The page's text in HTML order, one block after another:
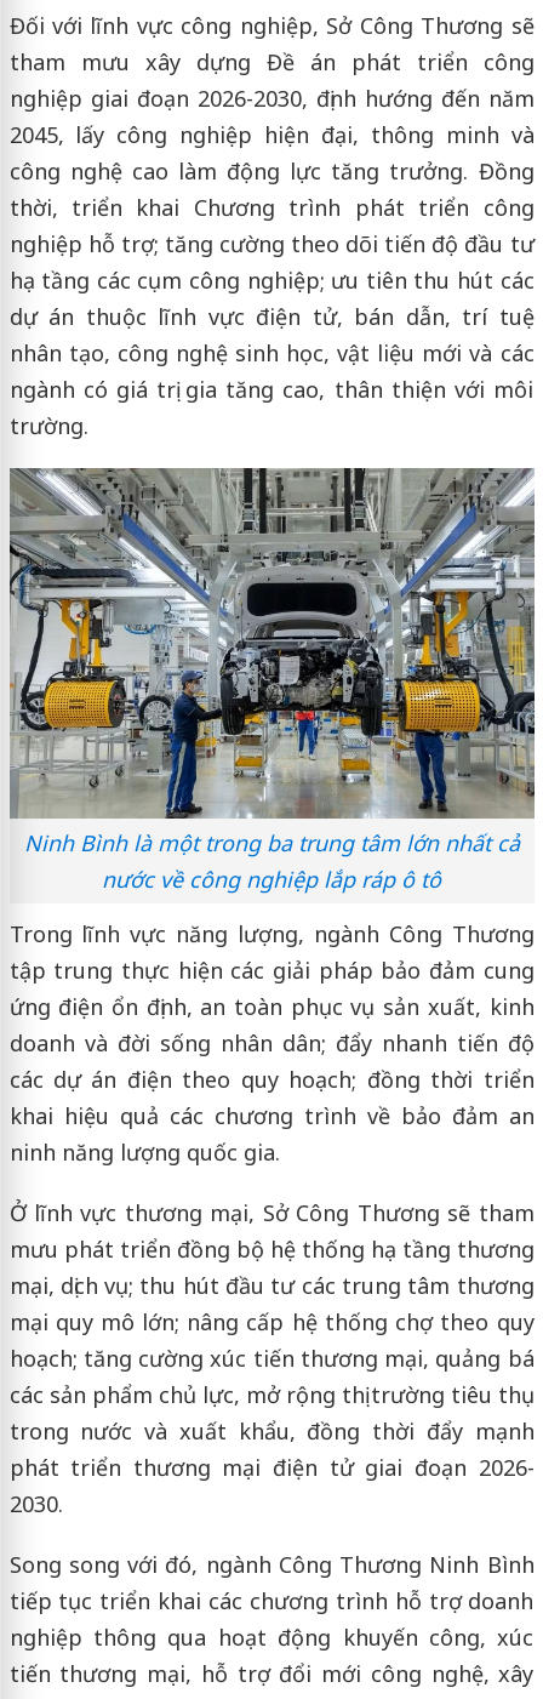
Đối với lĩnh vực công nghiệp, Sở Công Thương sẽ
tham mưu xây dựng Đề án phát triển công
nghiệp giai đoạn 2026-2030, định hướng đến năm
2045, lấy công nghiệp hiện đại, thông minh và
công nghệ cao làm động lực tăng trưởng. Đồng
thời, triển khai Chương trình phát triển công
nghiệp hỗ trợ; tăng cường theo dõi tiến độ đầu tư
hạ tầng các cụm công nghiệp; ưu tiên thu hút các
dự án thuộc lĩnh vực điện tử, bán dẫn, trí tuệ
nhân tạo, công nghệ sinh học, vật liệu mới và các
ngành có giá trị gia tăng cao, thân thiện với môi
trường.
Ninh Bình là một trong ba trung tâm lớn nhất cả
nước về công nghiệp lắp ráp ô tô
Trong lĩnh vực năng lượng, ngành Công Thương
tập trung thực hiện các giải pháp bảo đảm cung
ứng điện ổn định, an toàn phục vụ sản xuất, kinh
doanh và đời sống nhân dân; đẩy nhanh tiến độ
các dự án điện theo quy hoạch; đồng thời triển
khai hiệu quả các chương trình về bảo đảm an
ninh năng lượng quốc gia.
Ở lĩnh vực thương mại, Sở Công Thương sẽ tham
mưu phát triển đồng bộ hệ thống hạ tầng thương
mại, dịch vụ; thu hút đầu tư các trung tâm thương
mại quy mô lớn; nâng cấp hệ thống chợ theo quy
hoạch; tăng cường xúc tiến thương mại, quảng bá
các sản phẩm chủ lực, mở rộng thị trường tiêu thụ
trong nước và xuất khẩu, đồng thời đẩy mạnh
phát triển thương mại điện tử giai đoạn 2026-
2030.
Song song với đó, ngành Công Thương Ninh Bình
tiếp tục triển khai các chương trình hỗ trợ doanh
nghiệp thông qua hoạt động khuyến công, xúc
tiến thương mại, hỗ trợ đổi mới công nghệ, xây